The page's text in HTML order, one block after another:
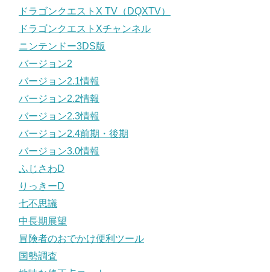
ドラゴンクエストX TV（DQXTV）
ドラゴンクエストXチャンネル
ニンテンドー3DS版
バージョン2
バージョン2.1情報
バージョン2.2情報
バージョン2.3情報
バージョン2.4前期・後期
バージョン3.0情報
ふじさわD
りっきーD
七不思議
中長期展望
冒険者のおでかけ便利ツール
国勢調査